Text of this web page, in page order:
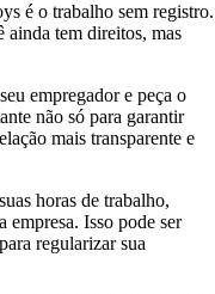
é o trabalho sem registro.
ainda tem direitos, mas
empregador e peça o
não só para garantir
mais transparente e
horas de trabalho,
empresa. Isso pode ser
regularizar sua